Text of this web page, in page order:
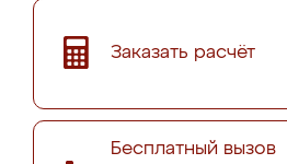
Заказать расчёт
Бесплатный вызов